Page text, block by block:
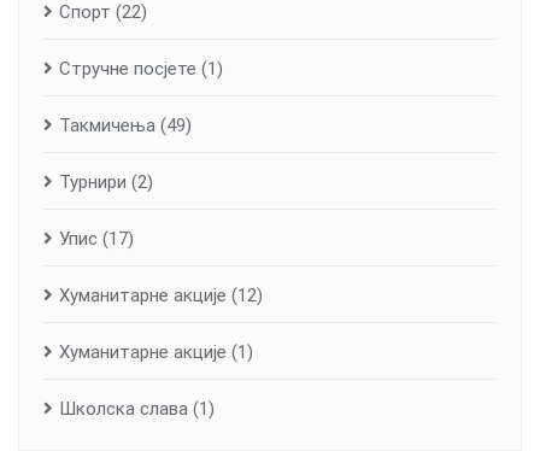
Спорт (22)
Стручне посјете (1)
Такмичења (49)
Турнири (2)
Упис (17)
Хуманитарне aкције (12)
Хуманитарне акције (1)
Школска слава (1)